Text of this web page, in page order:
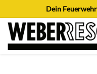
Zum Inhalt springen
Dein